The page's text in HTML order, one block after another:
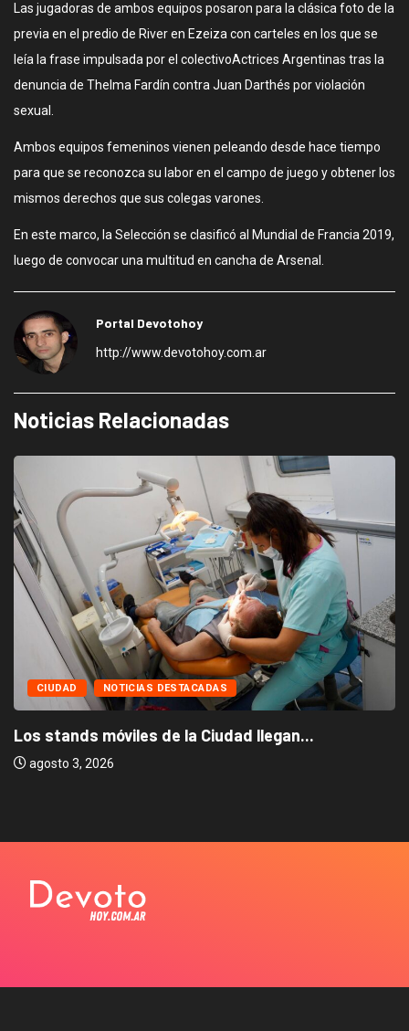
Las jugadoras de ambos equipos posaron para la clásica foto de la
previa en el predio de River en Ezeiza con carteles en los que se
leía la frase impulsada por el colectivoActrices Argentinas tras la
denuncia de Thelma Fardín contra Juan Darthés por violación
sexual.
Ambos equipos femeninos vienen peleando desde hace tiempo
para que se reconozca su labor en el campo de juego y obtener los
mismos derechos que sus colegas varones.
En este marco, la Selección se clasificó al Mundial de Francia 2019,
luego de convocar una multitud en cancha de Arsenal.
Portal Devotohoy
http://www.devotohoy.com.ar
Noticias Relacionadas
CIUDAD NOTICIAS DESTACADAS
Los stands móviles de la Ciudad llegan...
agosto 3, 2026